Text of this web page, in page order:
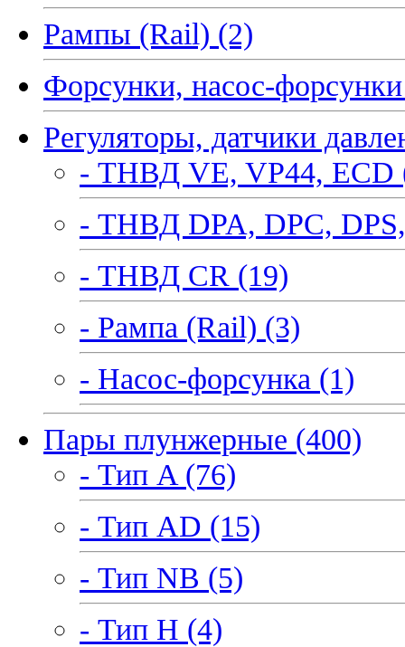
Рампы (Rail) (2)
Форсунки, насос-
Регуляторы, датчики
- ТНВД VE, VP44, ECD
- ТНВД DPA, DPC,
- ТНВД CR (19)
- Рампа (Rail) (3)
- Насос-форсунка (1)
Пары плунжерные (400)
- Тип A (76)
- Тип AD (15)
- Тип NB (5)
- Тип H (4)